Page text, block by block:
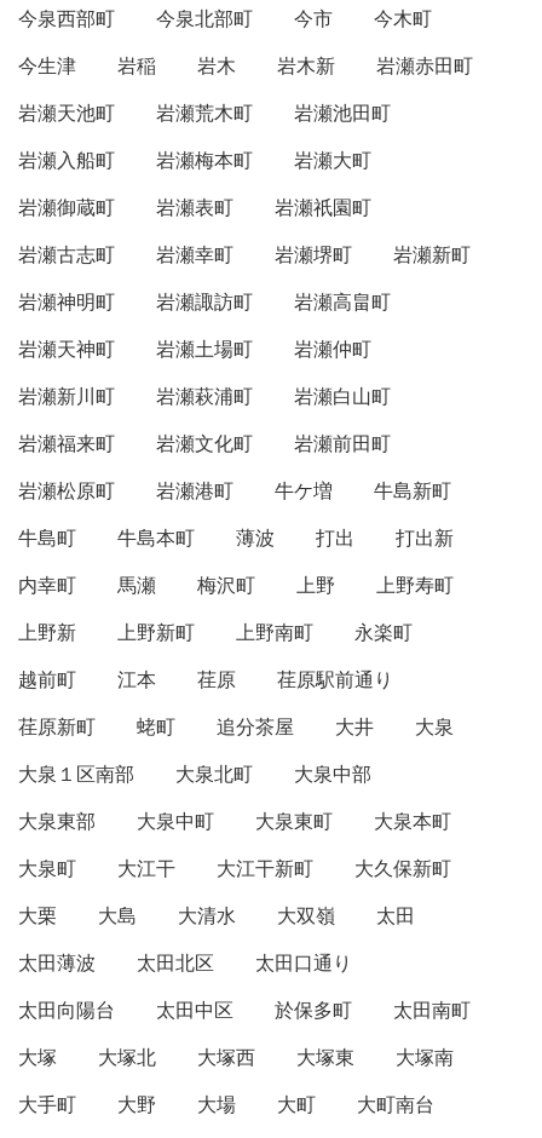
今泉西部町
今泉北部町 今市
今木町
今生津
岩稲 岩木 岩木新
岩瀬赤田町
岩瀬天池町
岩瀬荒木町
岩瀬池田町
岩瀬入船町
岩瀬梅本町
岩瀬大町
岩瀬御蔵町
岩瀬表町
岩瀬祇園町
岩瀬古志町
岩瀬幸町 岩瀬堺町
岩瀬新町
岩瀬神明町
岩瀬諏訪町
岩瀬高畠町
岩瀬天神町
岩瀬土場町
岩瀬仲町
岩瀬新川町
岩瀬萩浦町
岩瀬白山町
岩瀬福来町
岩瀬文化町
岩瀬前田町
岩瀬松原町
岩瀬港町 牛ケ増
牛島新町
牛島町
牛島本町 薄波 打出
打出新
内幸町
馬瀬 梅沢町 上野
上野寿町
上野新
上野新町 上野南町
永楽町
越前町
江本 荏原
荏原駅前通り
荏原新町
蛯町 追分茶屋 大井
大泉
大泉１区南部
大泉北町
大泉中部
大泉東部
大泉中町 大泉東町
大泉本町
大泉町
大江干 大江干新町
大久保新町
大栗
大島 大清水 大双嶺
太田
太田薄波
太田北区
太田口通り
太田向陽台
太田中区 於保多町
太田南町
大塚
大塚北 大塚西 大塚東
大塚南
大手町
大野 大場 大町 大町南台